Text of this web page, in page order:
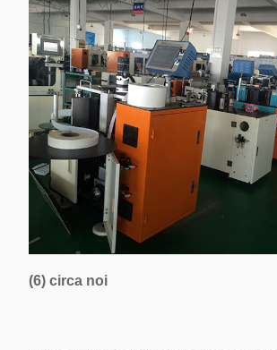
(6) circa noi